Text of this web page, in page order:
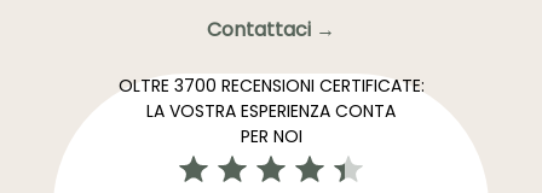
Contattaci →
OLTRE 3700 RECENSIONI CERTIFICATE:
LA VOSTRA ESPERIENZA CONTA
PER NOI